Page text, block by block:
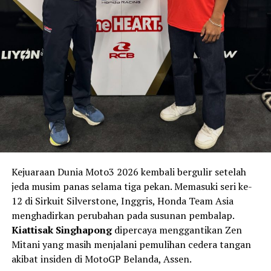
Kejuaraan Dunia Moto3 2026 kembali bergulir setelah
jeda musim panas selama tiga pekan. Memasuki seri ke-
12 di Sirkuit Silverstone, Inggris, Honda Team Asia
menghadirkan perubahan pada susunan pembalap.
Kiattisak Singhapongdipercaya menggantikan Zen
Mitani yang masih menjalani pemulihan cedera tangan
akibat insiden di MotoGP Belanda, Assen.